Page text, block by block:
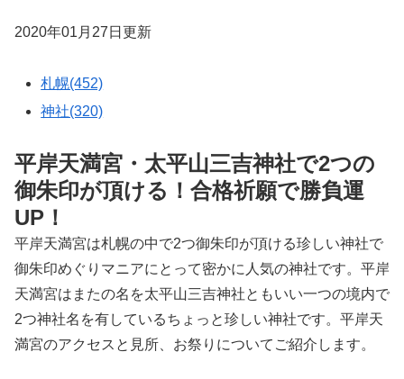
2020年01月27日更新
札幌(452)
神社(320)
平岸天満宮・太平山三吉神社で2つの
御朱印が頂ける！合格祈願で勝負運
UP！
平岸天満宮は札幌の中で2つ御朱印が頂ける珍しい神社で
御朱印めぐりマニアにとって密かに人気の神社です。平岸
天満宮はまたの名を太平山三吉神社ともいい一つの境内で
2つ神社名を有しているちょっと珍しい神社です。平岸天
満宮のアクセスと見所、お祭りについてご紹介します。